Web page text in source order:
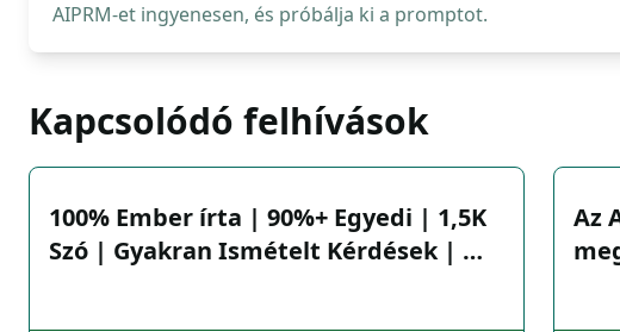
AIPRM-et ingyenesen, és próbálja ki a promptot.
Kapcsolódó felhívások
100% Ember írta | 90%+ Egyedi | 1,5K
Szó | Gyakran Ismételt Kérdések | …
Az